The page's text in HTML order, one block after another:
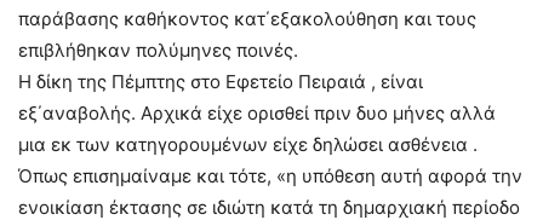
παράβασης καθήκοντος κατ΄εξακολούθηση και τους
επιβλήθηκαν πολύμηνες ποινές.
Η δίκη της Πέμπτης στο Εφετείο Πειραιά , είναι
εξ΄αναβολής. Αρχικά είχε ορισθεί πριν δυο μήνες αλλά
μια εκ των κατηγορουμένων είχε δηλώσει ασθένεια .
Όπως επισημαίναμε και τότε, «η υπόθεση αυτή αφορά την
ενοικίαση έκτασης σε ιδιώτη κατά τη δημαρχιακή περίοδο